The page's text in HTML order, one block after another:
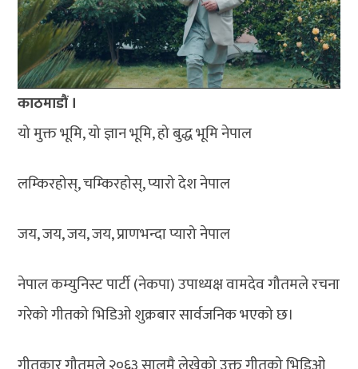
काठमाडौं ।
यो मुक्त भूमि, यो ज्ञान भूमि, हो बुद्ध भूमि नेपाल
लम्किरहोस्, चम्किरहोस्, प्यारो देश नेपाल
जय, जय, जय, जय, प्राणभन्दा प्यारो नेपाल
नेपाल कम्युनिस्ट पार्टी (नेकपा) उपाध्यक्ष वामदेव गौतमले रचना
गरेको गीतको भिडिओ शुक्रबार सार्वजनिक भएको छ।